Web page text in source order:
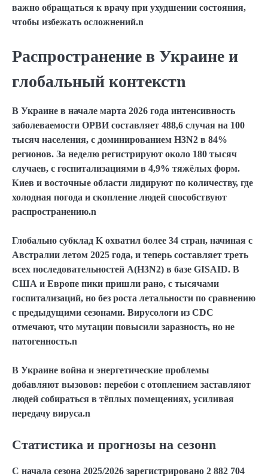
важно обращаться к врачу при ухудшении состояния,
чтобы избежать осложнений.n
Распространение в Украине и
глобальный контекстn
В Украине в начале марта 2026 года интенсивность
заболеваемости ОРВИ составляет 488,6 случая на 100
тысяч населения, с доминированием H3N2 в 84%
регионов. За неделю регистрируют около 180 тысяч
случаев, с госпитализациями в 4,9% тяжёлых форм.
Киев и восточные области лидируют по количеству, где
холодная погода и скопление людей способствуют
распространению.n
Глобально субклад K охватил более 34 стран, начиная с
Австралии летом 2025 года, и теперь составляет треть
всех последовательностей A(H3N2) в базе GISAID. В
США и Европе пики пришли рано, с тысячами
госпитализаций, но без роста летальности по сравнению
с предыдущими сезонами. Вирусологи из CDC
отмечают, что мутации повысили заразность, но не
патогенность.n
В Украине война и энергетические проблемы
добавляют вызовов: перебои с отоплением заставляют
людей собираться в тёплых помещениях, усиливая
передачу вируса.n
Статистика и прогнозы на сезонn
С начала сезона 2025/2026 зарегистрировано 2 882 704